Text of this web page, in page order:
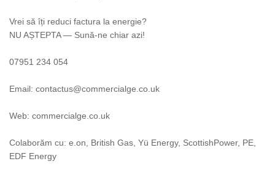
Vrei să îți reduci factura la energie?
NU AȘTEPTA — Sună-ne chiar azi!
07951 234 054
Email: contactus@commercialge.co.uk
Web: commercialge.co.uk
Colaborăm cu: e.on, British Gas, Yü Energy, ScottishPower, PE,
EDF Energy